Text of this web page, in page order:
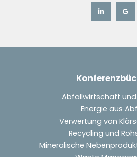
Abfallwirtschaft und
Energie aus
Verwertung von
Recycling und
Mineralische